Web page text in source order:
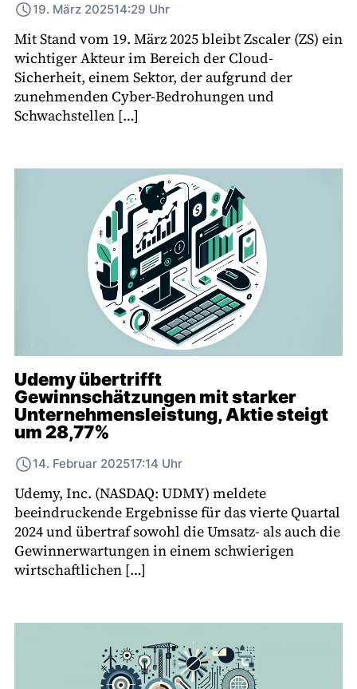
19. März 202514:29 Uhr
Mit Stand vom 19. März 2025 bleibt Zscaler (ZS) ein
wichtiger Akteur im Bereich der Cloud-
Sicherheit, einem Sektor, der aufgrund der
zunehmenden Cyber-Bedrohungen und
Schwachstellen […]
Udemy übertrifft
Gewinnschätzungen mit starker
Unternehmensleistung, Aktie steigt
um 28,77%
14. Februar 202517:14 Uhr
Udemy, Inc. (NASDAQ: UDMY) meldete
beeindruckende Ergebnisse für das vierte Quartal
2024 und übertraf sowohl die Umsatz- als auch die
Gewinnerwartungen in einem schwierigen
wirtschaftlichen […]